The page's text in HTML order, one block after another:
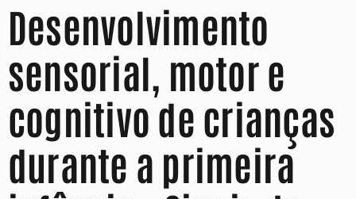
Desenvolvimento
sensorial, motor e
cognitivo de crianças
durante a primeira